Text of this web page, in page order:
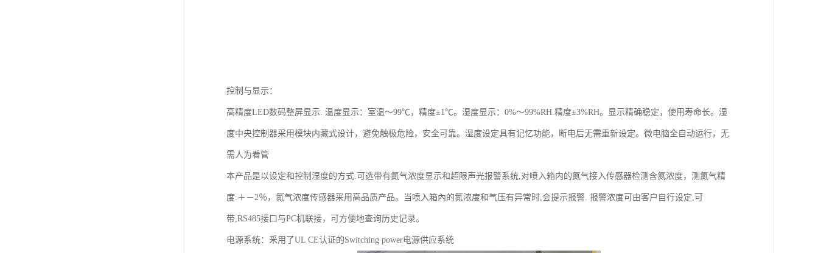
控制与显示：
高精度LED数码整屏显示. 温度显示：室温～99℃，精度±1℃。湿度显示：0%～99%RH.精度±3%RH。显示精确稳定，使用寿命长。湿
度中央控制器采用模块内藏式设计，避免触极危险，安全可靠。湿度设定具有记忆功能，断电后无需重新设定。微电脑全自动运行，无
需人为看管
本产品是以设定和控制湿度的方式.可选带有氮气浓度显示和超限声光报警系统,对喷入箱内的氮气接入传感器检测含氮浓度，测氮气精
度:＋－2％，氮气浓度传感器采用高品质产品。当喷入箱內的氮浓度和气压有异常时,会提示报警. 报警浓度可由客户自行设定,可
带,RS485接口与PC机联接，可方便地查询历史记录。
电源系统：釆用了UL CE认证的Switching power电源供应系统